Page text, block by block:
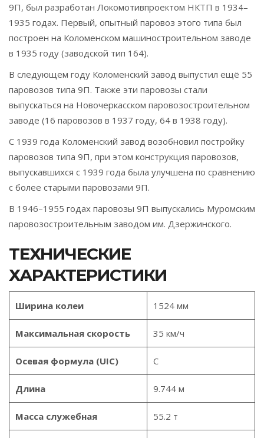
9П, был разработан Локомотивпроектом НКТП в 1934–
1935 годах. Первый, опытный паровоз этого типа был
построен на Коломенском машиностроительном заводе
в 1935 году (заводской тип 164).
В следующем году Коломенский завод выпустил ещё 55
паровозов типа 9П. Также эти паровозы стали
выпускаться на Новочеркасском паровозостроительном
заводе (16 паровозов в 1937 году, 64 в 1938 году).
С 1939 года Коломенский завод возобновил постройку
паровозов типа 9П, при этом конструкция паровозов,
выпускавшихся с 1939 года была улучшена по сравнению
с более старыми паровозами 9П.
В 1946–1955 годах паровозы 9П выпускались Муромским
паровозостроительным заводом им. Дзержинского.
ТЕХНИЧЕСКИЕ
ХАРАКТЕРИСТИКИ
Ширина колеи 1524 мм
Максимальная скорость 35 км/ч
Осевая формула (UIC) C
Длина 9.744 м
Масса служебная 55.2 т